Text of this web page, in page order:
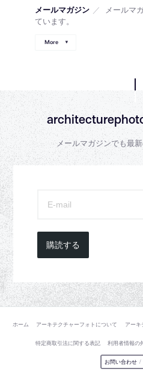
メールマガジン ／
メールマ
ています。
More
メールマガジンでも最
購読する
ホーム アーキテクチャーフォトについて アーキ
特定商取引法に関する表記 利用者情報の
お問い合わせ /